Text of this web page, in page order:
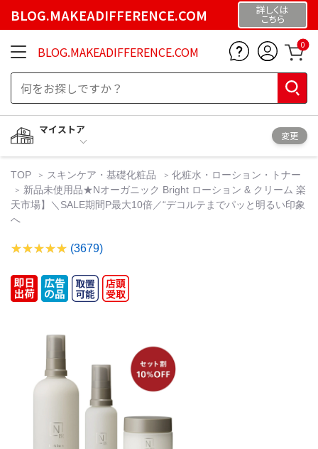
BLOG.MAKEADIFFERENCE.COM 詳しくは
こちら
BLOG.MAKEADIFFERENCE.COM 0
マイストア
変更
TOP スキンケア・基礎化粧品
化粧水・ローション・トナー
新品未使用品★Nオーガニック Bright ローション & クリーム 楽
天市場】＼SALE期間P最大10倍／“デコルテまでパッと明るい印象
へ
(3679)